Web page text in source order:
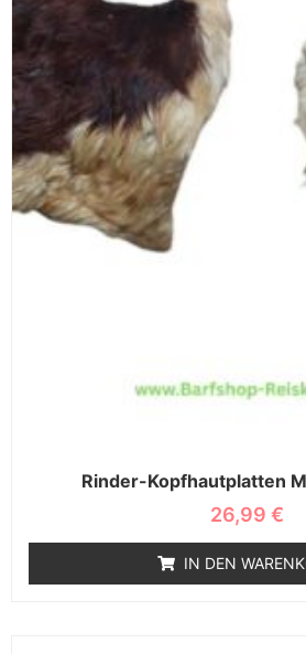
Rinder-Kopfhautplatten
26,99 €
IN DEN